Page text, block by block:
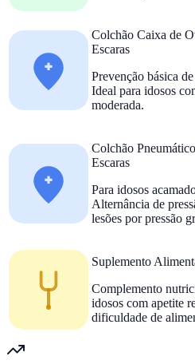
Colchão Caixa de
Escaras
Prevenção básica de
Ideal para idosos
moderada.
Colchão
Escaras
Para idosos
Alternância de
lesões por pressão
Suplemento
Complemento
idosos com apetite
dificuldade de